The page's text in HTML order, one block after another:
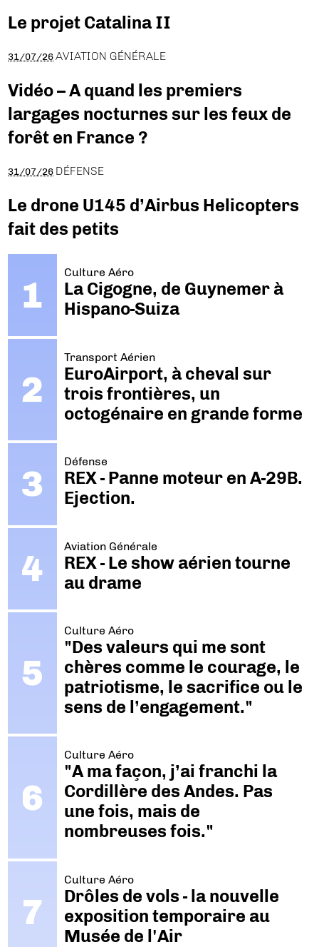
Le projet Catalina II
31/07/26 AVIATION GÉNÉRALE
Vidéo – A quand les premiers
largages nocturnes sur les feux de
forêt en France ?
31/07/26 DÉFENSE
Le drone U145 d’Airbus Helicopters
fait des petits
Culture Aéro
La Cigogne, de Guynemer à
Hispano-Suiza
Transport Aérien
EuroAirport, à cheval sur
trois frontières, un
octogénaire en grande forme
Défense
REX - Panne moteur en A-29B.
Ejection.
Aviation Générale
REX - Le show aérien tourne
au drame
Culture Aéro
"Des valeurs qui me sont
chères comme le courage, le
patriotisme, le sacrifice ou le
sens de l’engagement."
Culture Aéro
"A ma façon, j’ai franchi la
Cordillère des Andes. Pas
une fois, mais de
nombreuses fois."
Culture Aéro
Drôles de vols - la nouvelle
exposition temporaire au
Musée de l'Air